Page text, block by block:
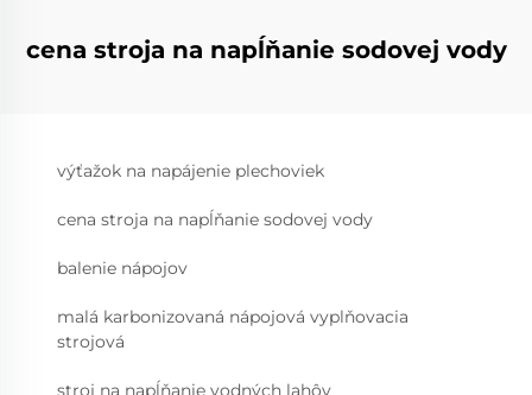
cena stroja na napĺňanie sodovej vody
výťažok na napájenie plechoviek
cena stroja na napĺňanie sodovej vody
balenie nápojov
malá karbonizovaná nápojová vyplňovacia
strojová
stroj na napĺňanie vodných lahôv